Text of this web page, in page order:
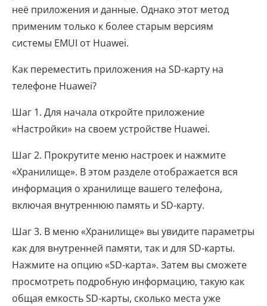
неё приложения и данные. Однако этот метод
применим только к более старым версиям
системы EMUI от Huawei.
Как переместить приложения на SD-карту на
телефоне Huawei?
Шаг 1. Для начала откройте приложение
«Настройки» на своем устройстве Huawei.
Шаг 2. Прокрутите меню настроек и нажмите
«Хранилище». В этом разделе отображается вся
информация о хранилище вашего телефона,
включая внутреннюю память и SD-карту.
Шаг 3. В меню «Хранилище» вы увидите параметры
как для внутренней памяти, так и для SD-карты.
Нажмите на опцию «SD-карта». Затем вы сможете
просмотреть подробную информацию, такую ​​как
общая емкость SD-карты, сколько места уже